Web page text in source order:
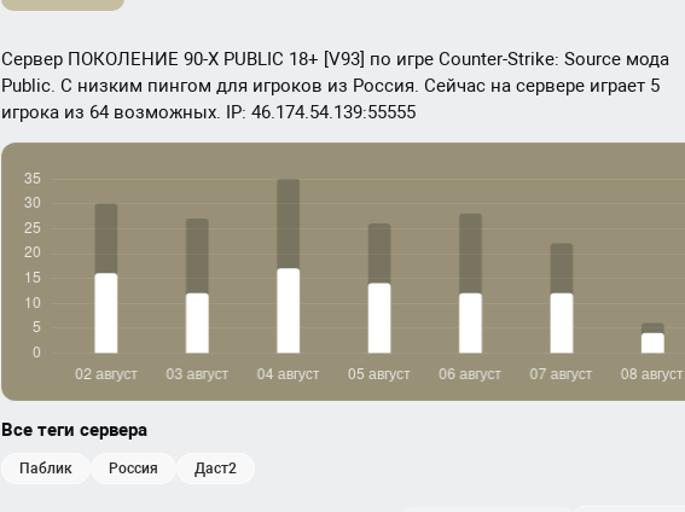
Сервер ПОКОЛЕНИЕ 90-Х PUBLIC 18+ [V93] по игре Counter-Strike: Source мода
Public. С низким пингом для игроков из Россия. Сейчас на сервере играет 5
игрока из 64 возможных. IP: 46.174.54.139:55555
Все теги сервера
паблик россия даст2